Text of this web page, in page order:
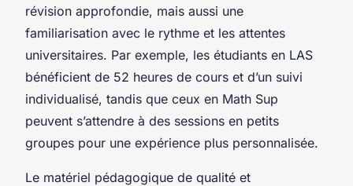
révision approfondie, mais aussi une
familiarisation avec le rythme et les attentes
universitaires. Par exemple, les étudiants en LAS
bénéficient de 52 heures de cours et d’un suivi
individualisé, tandis que ceux en Math Sup
peuvent s’attendre à des sessions en petits
groupes pour une expérience plus personnalisée.
Le matériel pédagogique de qualité et